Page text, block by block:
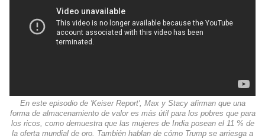
En este episodio de 'Keiser Report', Max y Stacy afirman que una
forma de almacenamiento de valor es más útil para los pobres que para
los ricos, como demuestra que las mujeres de India posean el 11 % de
la oferta mundial de oro. También hablan de cómo Trump se arriesga a